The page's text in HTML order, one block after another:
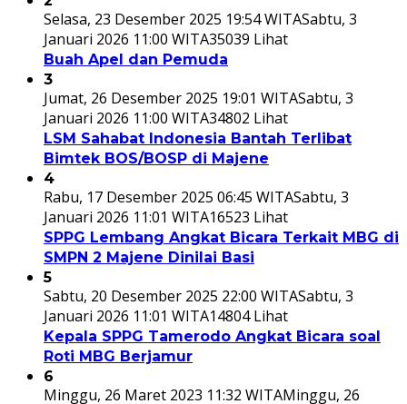
Selasa, 23 Desember 2025 19:54 WITASabtu, 3
Januari 2026 11:00 WITA35039 Lihat
Buah Apel dan Pemuda
3
Jumat, 26 Desember 2025 19:01 WITASabtu, 3
Januari 2026 11:00 WITA34802 Lihat
LSM Sahabat Indonesia Bantah Terlibat
Bimtek BOS/BOSP di Majene
4
Rabu, 17 Desember 2025 06:45 WITASabtu, 3
Januari 2026 11:01 WITA16523 Lihat
SPPG Lembang Angkat Bicara Terkait MBG di
SMPN 2 Majene Dinilai Basi
5
Sabtu, 20 Desember 2025 22:00 WITASabtu, 3
Januari 2026 11:01 WITA14804 Lihat
Kepala SPPG Tamerodo Angkat Bicara soal
Roti MBG Berjamur
6
Minggu, 26 Maret 2023 11:32 WITAMinggu, 26